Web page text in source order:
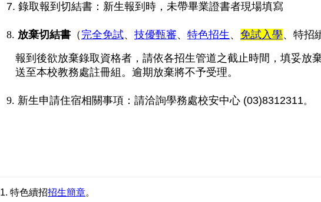
7. 錄取報到切結書：新生報到時，未帶畢業證書者現場填寫
8. 放棄切結書 （ 完全免試、 技優甄審、 特色招生 、 免試入學、 特招
報到後欲放棄錄取資格者，請依各招生管道之截止時間，填妥放
送至本校教務處註冊組。逾期放棄將不予受理。
9. 新生申請住宿相關事項：請洽詢學務處校安中心 (03)8312311。
1.特色續招招生簡章。